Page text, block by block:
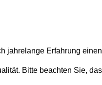
jahrelange Erfahrung
Bitte beachten Sie,